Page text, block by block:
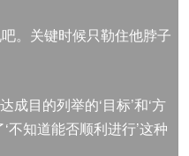
。关键时候只勒住他脖子
目的列举的‘目标’和‘方
不知道能否顺利进行’这种